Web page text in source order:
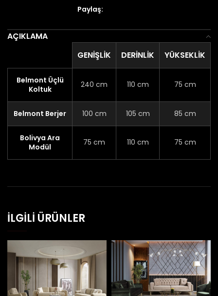
Paylaş:
AÇIKLAMA
GENIŞLIK
DERINLIK YÜKSEKLIK
Belmont Üçlü
Koltuk
240 cm 110 cm 75 cm
Belmont Berjer 100 cm 105 cm 85 cm
Bolivya Ara
Modül
75 cm 110 cm 75 cm
İLGILI ÜRÜNLER